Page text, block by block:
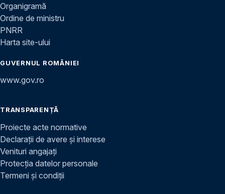
Organigramă
Ordine de ministru
PNRR
Harta site-ului
GUVERNUL ROMÂNIEI
www.gov.ro
TRANSPARENȚĂ
Proiecte acte normative
Declarații de avere și interese
Venituri angajați
Protecția datelor personale
Termeni și condiții